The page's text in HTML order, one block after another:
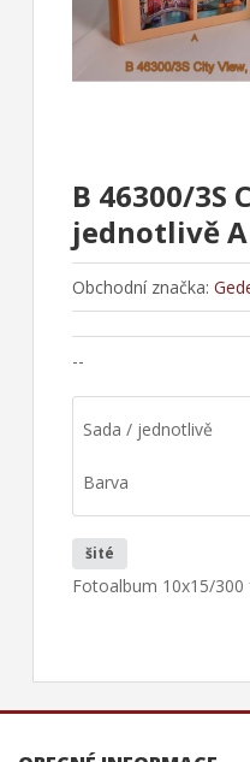
B 46300/3S
jednotlivě A
Obchodní značka:
--
Sada / jednotlivě
Barva
šité
Fotoalbum 10x15/